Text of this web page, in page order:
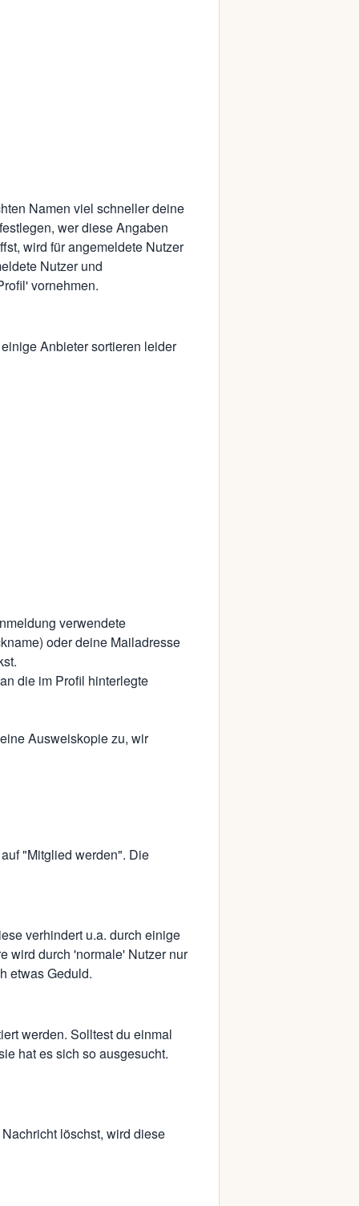
Namen viel schneller deine
wer diese Angaben
wird für angemeldete Nutzer
Nutzer und
vornehmen.
Anbieter sortieren leider
verwendete
oder deine Mailadresse
die im Profil hinterlegte
Ausweiskopie zu, wir
"Mitglied werden". Die
verhindert u.a. durch einige
wird durch 'normale' Nutzer nur
etwas Geduld.
werden. Solltest du einmal
hat es sich so ausgesucht.
löschst, wird diese